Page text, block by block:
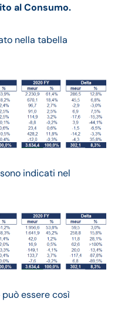
al Consumo.
nella tabella
indicati nel
essere così